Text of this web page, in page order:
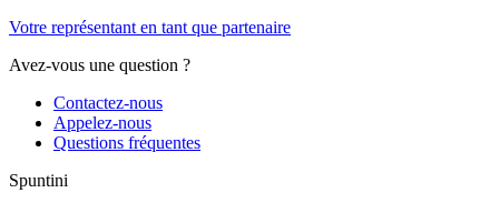
Votre représentant en tant que partenaire
Avez-vous une question ?
Contactez-nous
Appelez-nous
Questions fréquentes
Spuntini